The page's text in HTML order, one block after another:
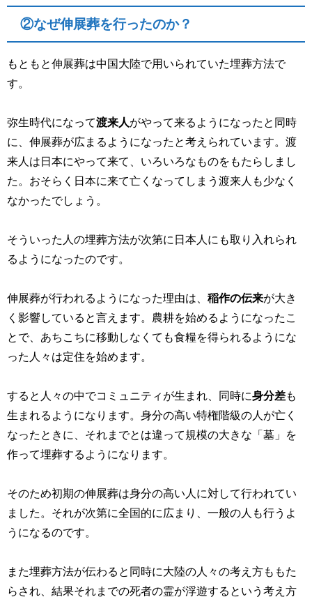
②なぜ伸展葬を行ったのか？
もともと伸展葬は中国大陸で用いられていた埋葬方法で
す。
弥生時代になって渡来人 がやって来るようになったと同時
に、伸展葬が広まるようになったと考えられています。渡
来人は日本にやって来て、いろいろなものをもたらしまし
た。おそらく日本に来て亡くなってしまう渡来人も少なく
なかったでしょう。
そういった人の埋葬方法が次第に日本人にも取り入れられ
るようになったのです。
伸展葬が行われるようになった理由は、 稲作の伝来が大き
く影響していると言えます。農耕を始めるようになったこ
とで、あちこちに移動しなくても食糧を得られるようにな
った人々は定住を始めます。
すると人々の中でコミュニティが生まれ、同時に身分差も
生まれるようになります。身分の高い特権階級の人が亡く
なったときに、それまでとは違って規模の大きな「墓」を
作って埋葬するようになります。
そのため初期の伸展葬は身分の高い人に対して行われてい
ました。それが次第に全国的に広まり、一般の人も行うよ
うになるのです。
また埋葬方法が伝わると同時に大陸の人々の考え方ももた
らされ、結果それまでの死者の霊が浮遊するという考え方